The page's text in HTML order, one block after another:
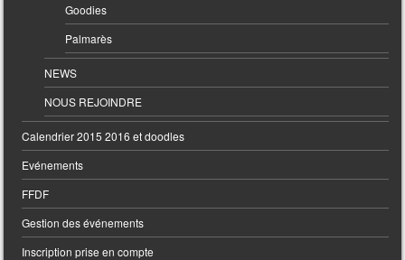
Goodies
Palmarès
NEWS
NOUS REJOINDRE
Calendrier 2015 2016 et doodles
Evénements
FFDF
Gestion des événements
Inscription prise en compte